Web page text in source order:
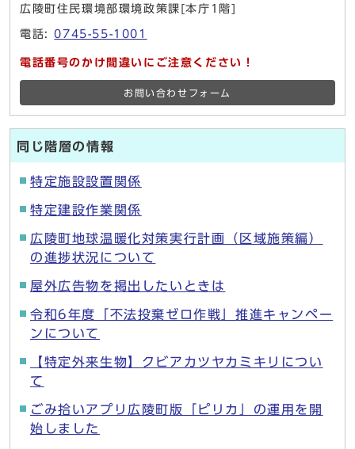
広陵町住民環境部環境政策課[本庁1階]
電話:0745-55-1001
電話番号のかけ間違いにご注意ください！
お問い合わせフォーム
同じ階層の情報
特定施設設置関係
特定建設作業関係
広陵町地球温暖化対策実行計画（区域施策編）
の進捗状況について
屋外広告物を掲出したいときは
令和6年度「不法投棄ゼロ作戦」推進キャンペー
ンについて
【特定外来生物】クビアカツヤカミキリについ
て
ごみ拾いアプリ広陵町版「ピリカ」の運用を開
始しました